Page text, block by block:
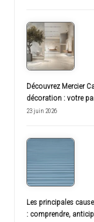
Découvrez Mercier
décoration : votre
23 juin 2026
Les principales
: comprendre,